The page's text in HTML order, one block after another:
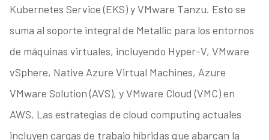
Kubernetes Service (EKS) y VMware Tanzu. Esto se
suma al soporte integral de Metallic para los entornos
de máquinas virtuales, incluyendo Hyper-V, VMware
vSphere, Native Azure Virtual Machines, Azure
VMware Solution (AVS), y VMware Cloud (VMC) en
AWS. Las estrategias de cloud computing actuales
incluyen cargas de trabajo híbridas que abarcan la